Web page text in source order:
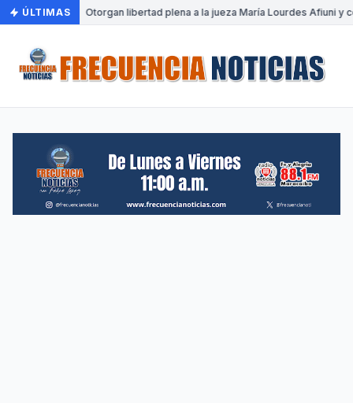
ÚLTIMAS Otorgan libertad plena a la jueza María Lourdes Afiuni y